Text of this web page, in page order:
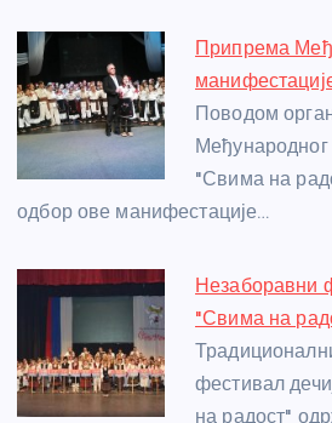
Припрема
Поводом
Међународног
"Свима на
одбор ове манифестације…
Незаборавни
"Свима на
фестивал
на радост"